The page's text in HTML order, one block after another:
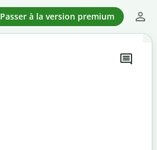
Passer à la version premium